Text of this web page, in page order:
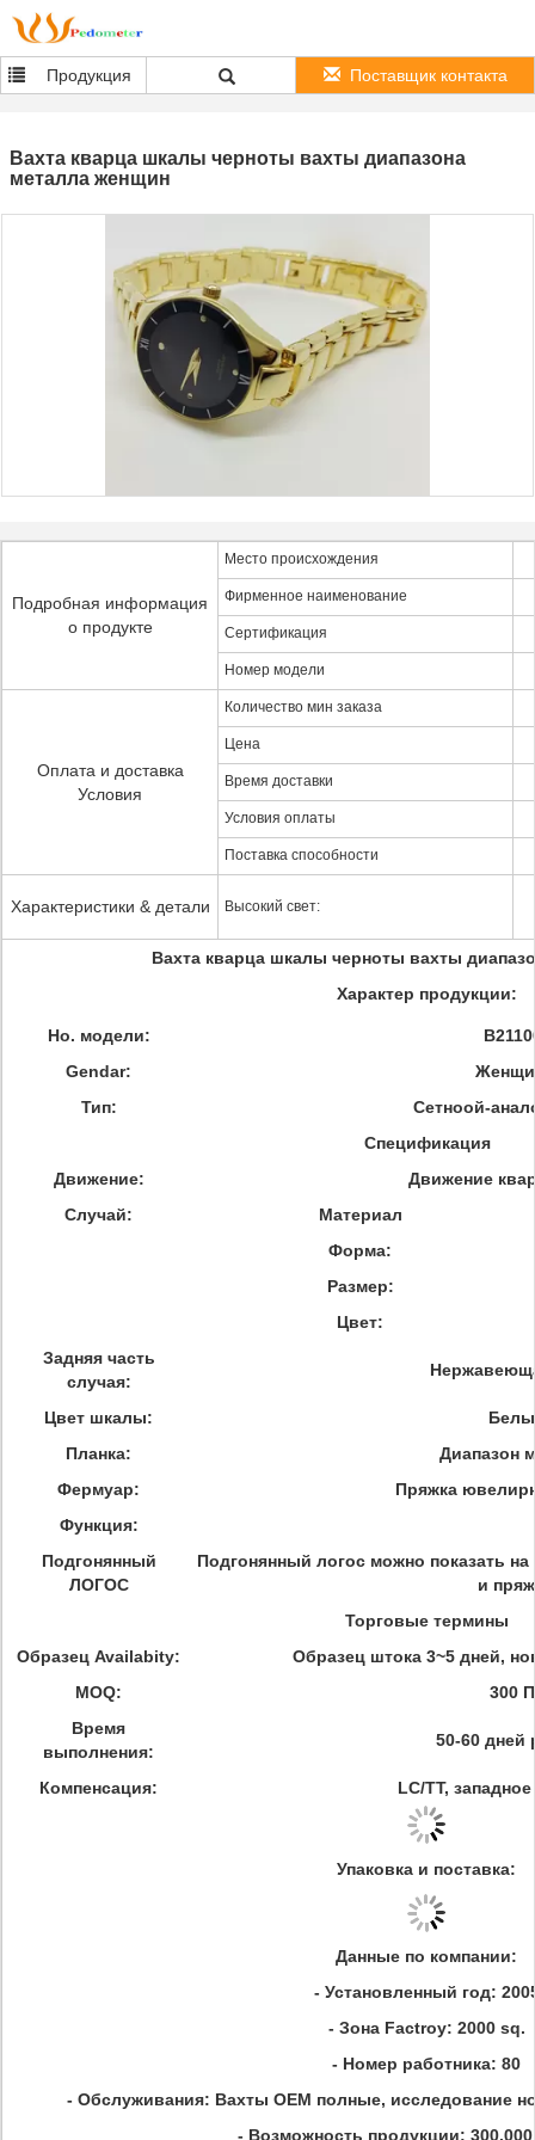
Продукция Поставщик контакта
Вахта кварца шкалы черноты вахты диапазона
металла женщин
Подробная информация
о продукте
Место происхождения
Фирменное наименование
Сертификация
Номер модели
Оплата и доставка
Условия
Количество мин заказа
Цена
Время доставки
Условия оплаты
Поставка способности
Характеристики & детали Высокий свет:
Вахта кварца шкалы черноты вахты
Характер продукции:
Но. модели:
Gendar:
Тип:
Сетноой-
Спецификация
Движение:
Движение
Случай:
Материал
Форма:
Размер:
Цвет:
Задняя часть
случая:
Цвет шкалы:
Планка:
Диапазон
Фермуар:
Пряжка
Функция:
Подгонянный
ЛОГОС
Подгонянный логос можно показать
и
Торговые термины
Образец Availabity:
Образец штока 3~5 дней,
MOQ:
300
Время
выполнения:
50-60 дней
Компенсация: LC/TT,
Упаковка и поставка:
Данные по компании:
- Установленный год:
- Зона Factroy: 2000 sq.
- Номер работника: 80
- Обслуживания: Вахты OEM полные, исследование
- Возможность продукции: